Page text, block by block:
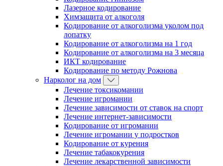
Лазерное кодирование
Химзащита от алкоголя
Кодирование от алкоголизма уколом под
лопатку
Кодирование от алкоголизма на 1 год
Кодирование от алкоголизма на 3 месяца
ИКТ кодирование
Кодирование по методу Рожнова
Нарколог на дом
Лечение токсикомании
Лечение игромании
Лечение зависимости от ставок на спорт
Лечение интернет-зависимости
Кодирование от игромании
Лечение игромании у подростков
Кодирование от курения
Лечение табакокурения
Лечение лекарственной зависимости